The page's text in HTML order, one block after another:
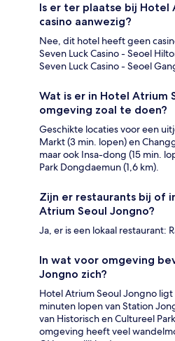
Is er ter plaatse bij Hotel
casino aanwezig?
Nee, dit hotel heeft geen
Seven Luck Casino - Seoel
Seven Luck Casino - Seoel
Wat is er in Hotel Atrium
omgeving zoal te doen?
Geschikte locaties voor een
Markt (3 min. lopen) en
maar ook Insa-dong (15 min.
Park Dongdaemun (1,6 km).
Zijn er restaurants bij of
Atrium Seoul Jongno?
Ja, er is een lokaal restaurant:
In wat voor omgeving
Jongno zich?
Hotel Atrium Seoul Jongno
minuten lopen van Station
van Historisch en Cultureel
omgeving heeft veel